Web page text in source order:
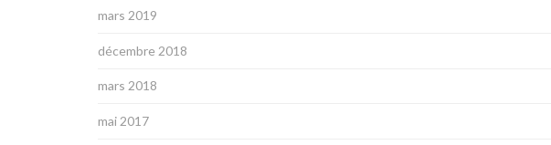
mars 2019
décembre 2018
mars 2018
mai 2017